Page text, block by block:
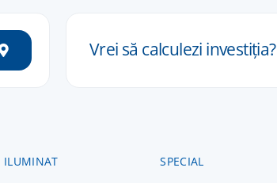
Vrei să calculezi investiția?
ILUMINAT SPECIAL